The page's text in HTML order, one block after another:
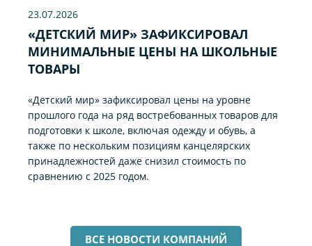
23.07.2026
«ДЕТСКИЙ МИР» ЗАФИКСИРОВАЛ
МИНИМАЛЬНЫЕ ЦЕНЫ НА ШКОЛЬНЫЕ
ТОВАРЫ
«Детский мир» зафиксировал цены на уровне
прошлого года на ряд востребованных товаров для
подготовки к школе, включая одежду и обувь, а
также по нескольким позициям канцелярских
принадлежностей даже снизил стоимость по
сравнению с 2025 годом.
ВСЕ НОВОСТИ КОМПАНИЙ